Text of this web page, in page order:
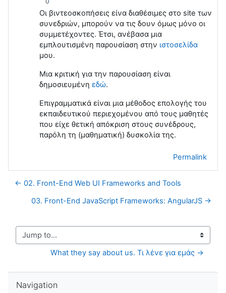
Οι βιντεοσκοπήσεις είνα διαθέσιμες στο site των
συνεδριών, μπορούν να τις δουν όμως μόνο οι
συμμετέχοντες. Έτσι, ανέβασα μια
εμπλουτισμένη παρουσίαση στην ιστοσελίδα
μου.
Μια κριτική για την παρουσίαση είναι
δημοσιευμένη εδώ.
Επιγραμματικά είναι μια μέθοδος επολογής του
εκπαιδευτικού περιεχομένου από τους μαθητές
που είχε θετική απόκριση στους συνέδρους,
παρόλη τη (μαθηματική) δυσκολία της.
Permalink
← 02. Front-End Web UI Frameworks and Tools
03. Front-End JavaScript Frameworks: AngularJS →
Jump to...
What they say about us. Τι λένε για εμάς →
Navigation